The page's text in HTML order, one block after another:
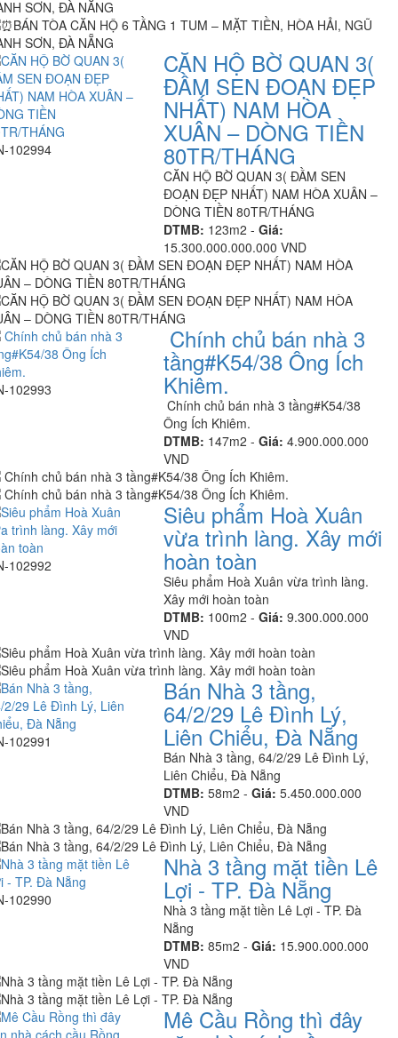
102994
CĂN HỘ BỜ QUAN 3(
ĐẦM SEN ĐOẠN ĐẸP
NHẤT) NAM HÒA
XUÂN – DÒNG TIỀN
80TR/THÁNG
CĂN HỘ BỜ QUAN 3( ĐẦM SEN
ĐOẠN ĐẸP NHẤT) NAM HÒA XUÂN –
DÒNG TIỀN 80TR/THÁNG
DTMB: 123m2 -Giá:
15.300.000.000.000 VND
102993
Chính chủ bán nhà 3
tầng#K54/38 Ông Ích
Khiêm.
Chính chủ bán nhà 3 tầng#K54/38
Ông Ích Khiêm.
DTMB: 147m2 -Giá: 4.900.000.000
VND
102992
Siêu phẩm Hoà Xuân
vừa trình làng. Xây mới
hoàn toàn
Siêu phẩm Hoà Xuân vừa trình làng.
Xây mới hoàn toàn
DTMB: 100m2 -Giá: 9.300.000.000
VND
102991
Bán Nhà 3 tầng,
64/2/29 Lê Đình Lý,
Liên Chiểu, Đà Nẵng
Bán Nhà 3 tầng, 64/2/29 Lê Đình Lý,
Liên Chiểu, Đà Nẵng
DTMB: 58m2 -Giá: 5.450.000.000
VND
102990
Nhà 3 tầng mặt tiền Lê
Lợi - TP. Đà Nẵng
Nhà 3 tầng mặt tiền Lê Lợi - TP. Đà
Nẵng
DTMB: 85m2 -Giá: 15.900.000.000
VND
Mê Cầu Rồng thì đây